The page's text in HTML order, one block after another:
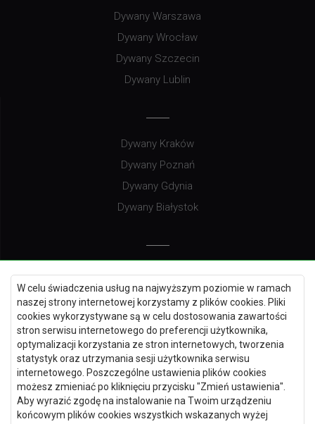
W celu świadczenia usług na najwyższym poziomie w ramach
naszej strony internetowej korzystamy z plików cookies. Pliki
cookies wykorzystywane są w celu dostosowania zawartości
stron serwisu internetowego do preferencji użytkownika,
optymalizacji korzystania ze stron internetowych, tworzenia
statystyk oraz utrzymania sesji użytkownika serwisu
internetowego. Poszczególne ustawienia plików cookies
możesz zmieniać po kliknięciu przycisku "Zmień ustawienia".
Aby wyrazić zgodę na instalowanie na Twoim urządzeniu
końcowym plików cookies wszystkich wskazanych wyżej
Dywany Warszawa
Dywany Wrocław
Dywany Szczecin
Dywany Lublin
Dywany Kraków
Dywany Poznań
Dywany Gdynia
Dywany Białystok
Dywany Gdańsk
Dywany Toruń
Dywany Bydgoszcz
Dywany Łódź
Dywany Katowice